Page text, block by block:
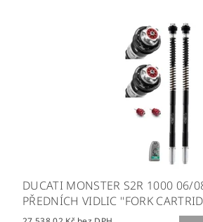
DUCATI MONSTER S2R 1000 06/
PŘEDNÍCH VIDLIC ''FORK